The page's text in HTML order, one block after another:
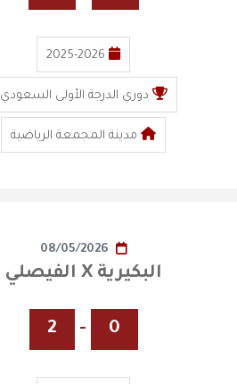
2025-2026
دوري الدرجة الأولى السعودي
مدينة المجمعة الرياضية
08/05/2026
البكيرية X الفيصلي
0
-
2